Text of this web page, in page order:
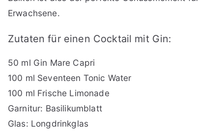
Erwachsene.
Zutaten für einen Cocktail mit Gin:
50 ml Gin Mare Capri
100 ml Seventeen Tonic Water
100 ml Frische Limonade
Garnitur: Basilikumblatt
Glas: Longdrinkglas